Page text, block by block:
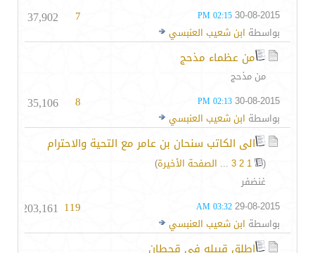
30-08-2015
02:15 PM
بواسطة ابن شعيب العنبسي
7
37,902
من عظماء مذحج
من مذحج
30-08-2015
02:13 PM
بواسطة ابن شعيب العنبسي
8
35,106
الى الكاتب سنحان بن عامر مع التحية والاحترام
(
1
2
3
... الصفحة الأخيرة)
غنضفر
29-08-2015
03:32 AM
بواسطة ابن شعيب العنبسي
119
203,161
اطلق قبيله في قحطان